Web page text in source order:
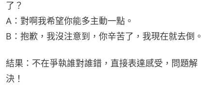
了？
A：對啊我希望你能多主動一點。
B：抱歉，我沒注意到，你辛苦了，我現在就去倒。
結果：不在爭執誰對誰錯，直接表達感受，問題解
決！